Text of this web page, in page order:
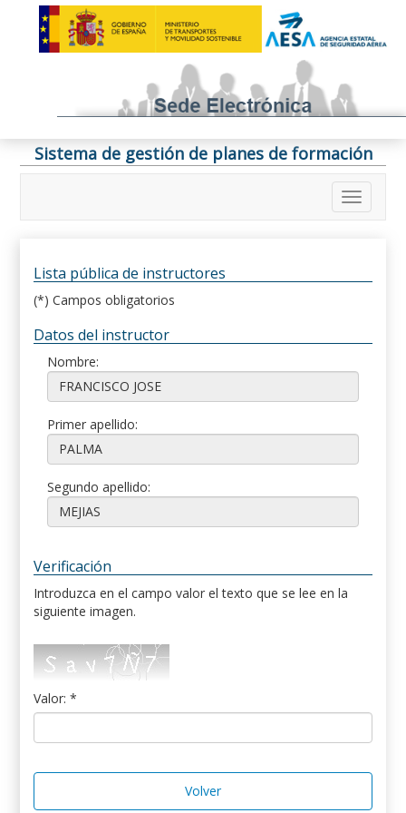
Sistema de gestión de planes de formación
Lista pública de instructores
(*) Campos obligatorios
Datos del instructor
Nombre:
Primer apellido:
Segundo apellido:
Verificación
Introduzca en el campo valor el texto que se lee en la
siguiente imagen.
Valor: *
Volver